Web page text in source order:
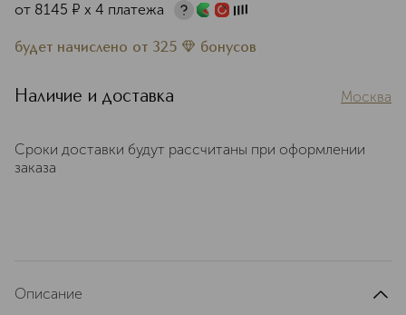
от 8145 ¤ х 4 платежа
будет начислено от 325 бонусов
Наличие и доставка Москва
Сроки доставки будут рассчитаны при оформлении
заказа
Описание